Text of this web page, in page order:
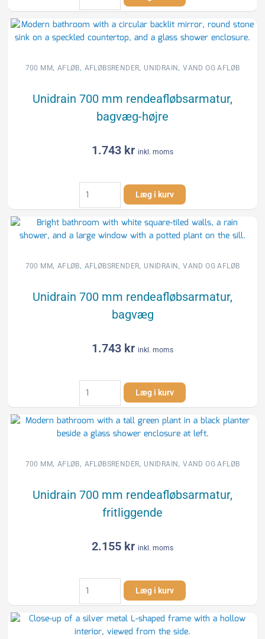
mm
rendeafløbsarmatur,
venstre-
antal
700 MM, AFLØB, AFLØBSRENDER, UNIDRAIN,VAND OG AFLØB
Unidrain 700 mm rendeafløbsarmatur,
bagvæg-højre
1.743 kr inkl. moms
Unidrain
700
mm
rendeafløbsarmatur,
bagvæg-
antal
Læg i kurv
700 MM, AFLØB, AFLØBSRENDER, UNIDRAIN,VAND OG AFLØB
Unidrain 700 mm rendeafløbsarmatur,
bagvæg
1.743 kr inkl. moms
Unidrain
700
mm
rendeafløbsarmatur,
bagvæg
Læg i kurv
700 MM, AFLØB, AFLØBSRENDER, UNIDRAIN,VAND OG AFLØB
Unidrain 700 mm rendeafløbsarmatur,
fritliggende
2.155 kr inkl. moms
Unidrain
700
mm
rendeafløbsarmatur,
fritliggende
Læg i kurv